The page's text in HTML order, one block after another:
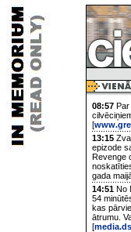
08:57 Par
[
13:15
epizode
Revenge
gada
14:51 No
54
kas
ātrumu.
[